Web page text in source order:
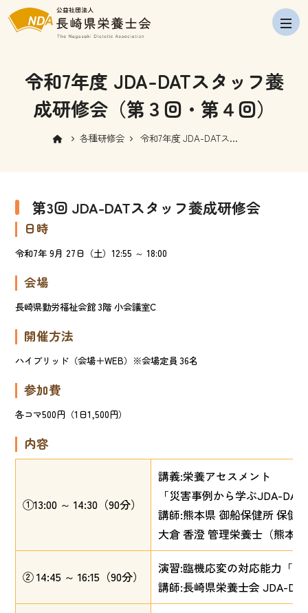
令和7年度 JDA-DATスタッフ養
成研修会（第３回・第４回）
各種研修会
令和7年度 JDA-DATスタ
第3回 JDA-DATスタッフ養成研修会
日時
令和7年 9月 27日（土）12:55 ～ 18:00
会場
長崎県勤労福祉会館 3階 小会議室C
開催方法
ハイブリッド（会場＋WEB）※会場定員 36名
参加費
各コマ500円（1日1,500円）
内容
①13:00 ～ 14:30（90分）
講義:栄養アセスメント
「災害事例から学ぶJDA-
講師:熊本県 御船保健所 保健
大倉 香澄 管理栄養士（熊本
② 14:45 ～ 16:15（90分）
演習:臨機応変の対応能力「フ
講師:長崎県栄養士会 JDA-